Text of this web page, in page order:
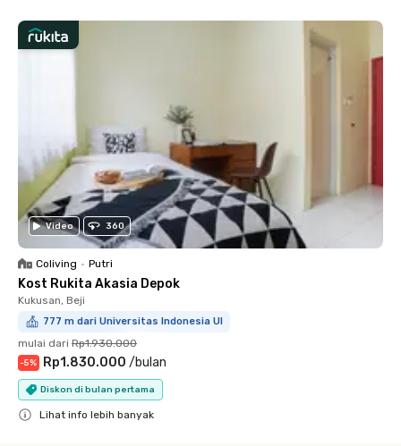
Video 360
Coliving • Putri
Kost Rukita Akasia Depok
Kukusan, Beji
777 m dari Universitas Indonesia UI
mulai dari Rp1.930.000
-5% Rp1.830.000 /bulan
Diskon di bulan pertama
Lihat info lebih banyak